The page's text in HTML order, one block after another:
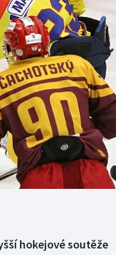
Triatlon
Veslování
Vodní slalom
Volejbal
Ostatní
hokejové soutěže